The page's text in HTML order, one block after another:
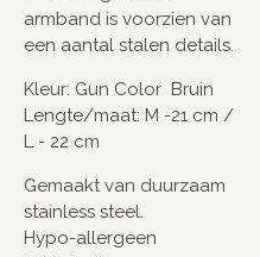
armband is voorzien van
een aantal stalen details.
Kleur: Gun Color Bruin
Lengte/maat: M -21 cm /
L - 22 cm
Gemaakt van duurzaam
stainless steel.
Hypo-allergeen